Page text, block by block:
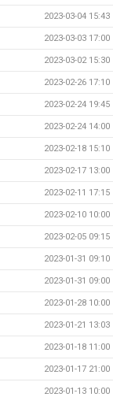
2023-03-04 15:43
2023-03-03 17:00
2023-03-02 15:30
2023-02-26 17:10
2023-02-24 19:45
2023-02-24 14:00
2023-02-18 15:10
2023-02-17 13:00
2023-02-11 17:15
2023-02-10 10:00
2023-02-05 09:15
2023-01-31 09:10
2023-01-31 09:00
2023-01-28 10:00
2023-01-21 13:03
2023-01-18 11:00
2023-01-17 21:00
2023-01-13 10:00